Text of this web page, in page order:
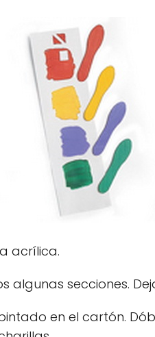
acrílica.
algunas secciones.
en el cartón.